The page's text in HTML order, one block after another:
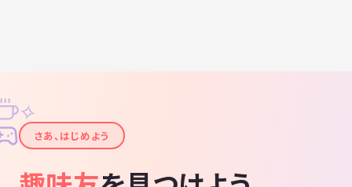
✦
✧
さあ、はじめよう